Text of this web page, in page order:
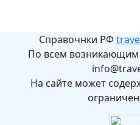
Справочнки РФ
По всем
На сайте может